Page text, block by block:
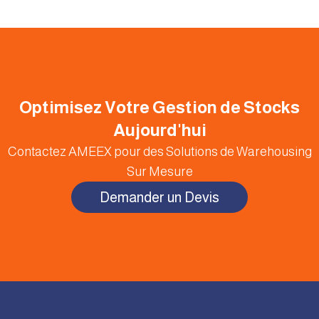
Optimisez Votre Gestion de Stocks
Aujourd'hui
Contactez AMEEX pour des Solutions de Warehousing
Sur Mesure
Demander un Devis